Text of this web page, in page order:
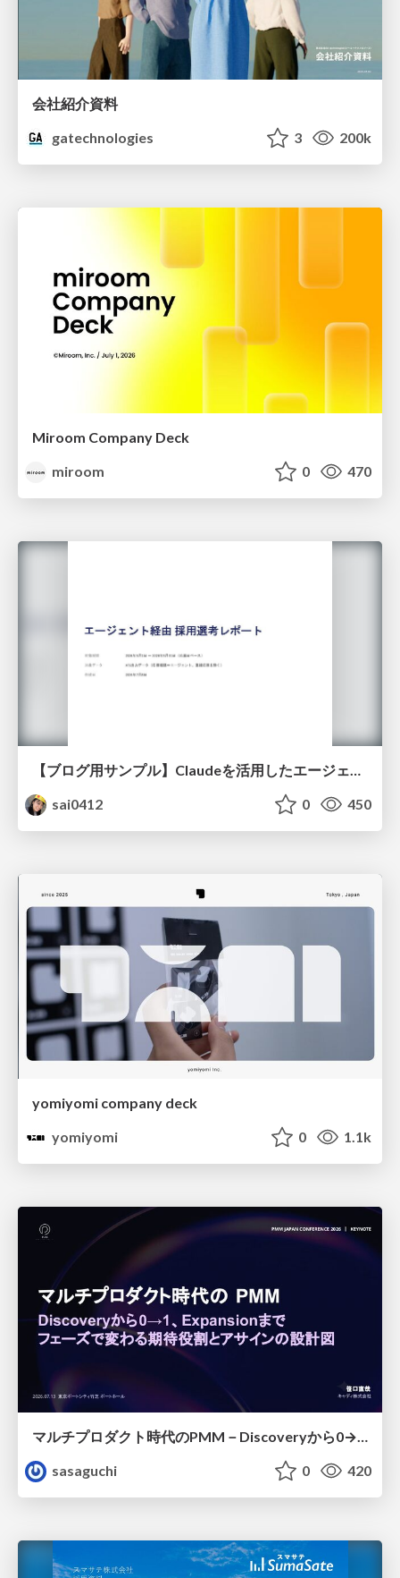
会社紹介資料
gatechnologies
3 200k
Miroom Company Deck
miroom
0 470
【ブログ用サンプル】Claudeを活用したエージェント分析レポート自動生成例
sai0412
0 450
yomiyomi company deck
yomiyomi
0 1.1k
sasaguchi
0 420